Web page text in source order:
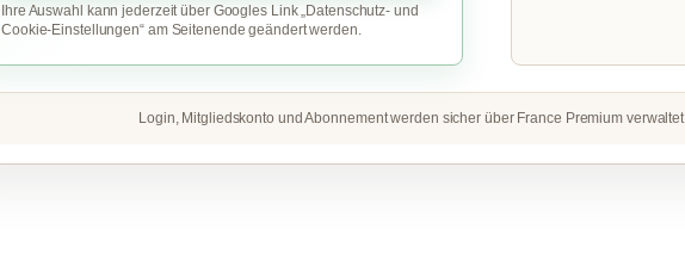
Ihre Auswahl kann jederzeit über Googles Link „Datenschutz- und
Cookie-Einstellungen“ am Seitenende geändert werden.
Login, Mitgliedskonto und Abonnement werden sicher über France Premium